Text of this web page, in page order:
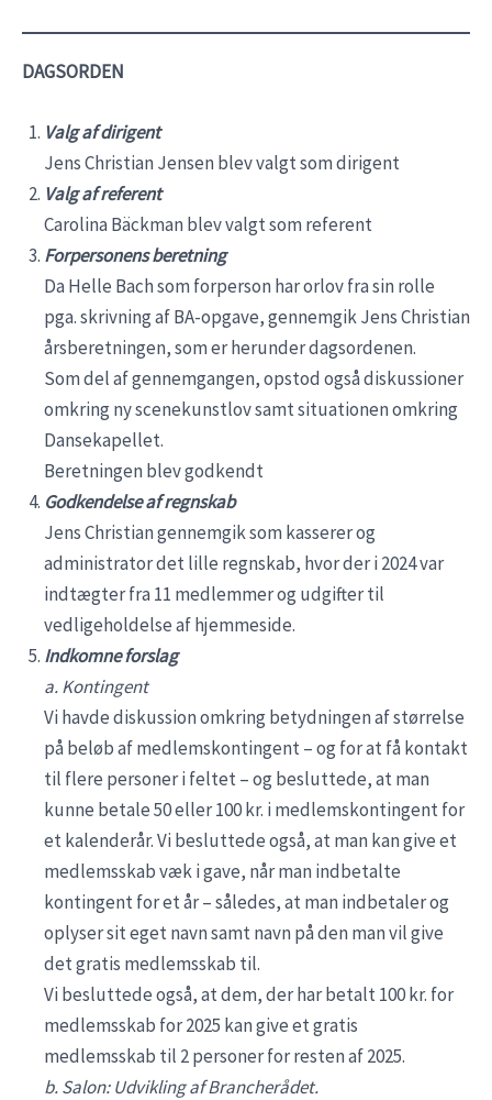
DAGSORDEN
Valg af dirigent
Jens Christian Jensen blev valgt som dirigent
Valg af referent
Carolina Bäckman blev valgt som referent
Forpersonens beretning
Da Helle Bach som forperson har orlov fra sin rolle
pga. skrivning af BA-opgave, gennemgik Jens Christian
årsberetningen, som er herunder dagsordenen.
Som del af gennemgangen, opstod også diskussioner
omkring ny scenekunstlov samt situationen omkring
Dansekapellet.
Beretningen blev godkendt
Godkendelse af regnskab
Jens Christian gennemgik som kasserer og
administrator det lille regnskab, hvor der i 2024 var
indtægter fra 11 medlemmer og udgifter til
vedligeholdelse af hjemmeside.
Indkomne forslag
a. Kontingent
Vi havde diskussion omkring betydningen af størrelse
på beløb af medlemskontingent – og for at få kontakt
til flere personer i feltet – og besluttede, at man
kunne betale 50 eller 100 kr. i medlemskontingent for
et kalenderår. Vi besluttede også, at man kan give et
medlemsskab væk i gave, når man indbetalte
kontingent for et år – således, at man indbetaler og
oplyser sit eget navn samt navn på den man vil give
det gratis medlemsskab til.
Vi besluttede også, at dem, der har betalt 100 kr. for
medlemsskab for 2025 kan give et gratis
medlemsskab til 2 personer for resten af 2025.
b. Salon: Udvikling af Brancherådet.